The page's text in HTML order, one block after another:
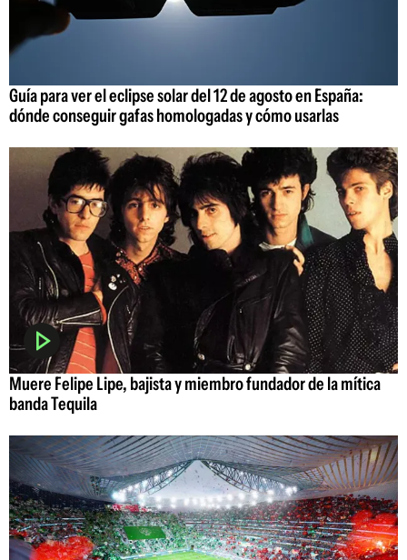
Guía para ver el eclipse solar del 12 de agosto en España:
dónde conseguir gafas homologadas y cómo usarlas
Muere Felipe Lipe, bajista y miembro fundador de la mítica
banda Tequila